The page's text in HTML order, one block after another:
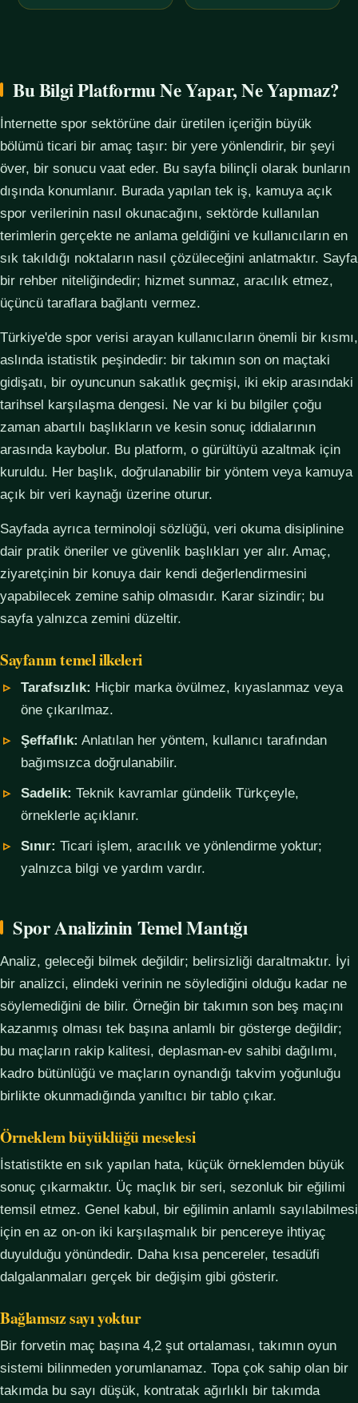
Bu Bilgi Platformu Ne Yapar, Ne Yapmaz?
İnternette spor sektörüne dair üretilen içeriğin büyük
bölümü ticari bir amaç taşır: bir yere yönlendirir, bir şeyi
över, bir sonucu vaat eder. Bu sayfa bilinçli olarak bunların
dışında konumlanır. Burada yapılan tek iş, kamuya açık
spor verilerinin nasıl okunacağını, sektörde kullanılan
terimlerin gerçekte ne anlama geldiğini ve kullanıcıların en
sık takıldığı noktaların nasıl çözüleceğini anlatmaktır. Sayfa
bir rehber niteliğindedir; hizmet sunmaz, aracılık etmez,
üçüncü taraflara bağlantı vermez.
Türkiye'de spor verisi arayan kullanıcıların önemli bir kısmı,
aslında istatistik peşindedir: bir takımın son on maçtaki
gidişatı, bir oyuncunun sakatlık geçmişi, iki ekip arasındaki
tarihsel karşılaşma dengesi. Ne var ki bu bilgiler çoğu
zaman abartılı başlıkların ve kesin sonuç iddialarının
arasında kaybolur. Bu platform, o gürültüyü azaltmak için
kuruldu. Her başlık, doğrulanabilir bir yöntem veya kamuya
açık bir veri kaynağı üzerine oturur.
Sayfada ayrıca terminoloji sözlüğü, veri okuma disiplinine
dair pratik öneriler ve güvenlik başlıkları yer alır. Amaç,
ziyaretçinin bir konuya dair kendi değerlendirmesini
yapabilecek zemine sahip olmasıdır. Karar sizindir; bu
sayfa yalnızca zemini düzeltir.
Sayfanın temel ilkeleri
Tarafsızlık: Hiçbir marka övülmez, kıyaslanmaz veya
öne çıkarılmaz.
Şeffaflık: Anlatılan her yöntem, kullanıcı tarafından
bağımsızca doğrulanabilir.
Sadelik: Teknik kavramlar gündelik Türkçeyle,
örneklerle açıklanır.
Sınır: Ticari işlem, aracılık ve yönlendirme yoktur;
yalnızca bilgi ve yardım vardır.
Spor Analizinin Temel Mantığı
Analiz, geleceği bilmek değildir; belirsizliği daraltmaktır. İyi
bir analizci, elindeki verinin ne söylediğini olduğu kadar ne
söylemediğini de bilir. Örneğin bir takımın son beş maçını
kazanmış olması tek başına anlamlı bir gösterge değildir;
bu maçların rakip kalitesi, deplasman-ev sahibi dağılımı,
kadro bütünlüğü ve maçların oynandığı takvim yoğunluğu
birlikte okunmadığında yanıltıcı bir tablo çıkar.
Örneklem büyüklüğü meselesi
İstatistikte en sık yapılan hata, küçük örneklemden büyük
sonuç çıkarmaktır. Üç maçlık bir seri, sezonluk bir eğilimi
temsil etmez. Genel kabul, bir eğilimin anlamlı sayılabilmesi
için en az on-on iki karşılaşmalık bir pencereye ihtiyaç
duyulduğu yönündedir. Daha kısa pencereler, tesadüfi
dalgalanmaları gerçek bir değişim gibi gösterir.
Bağlamsız sayı yoktur
Bir forvetin maç başına 4,2 şut ortalaması, takımın oyun
sistemi bilinmeden yorumlanamaz. Topa çok sahip olan bir
takımda bu sayı düşük, kontratak ağırlıklı bir takımda